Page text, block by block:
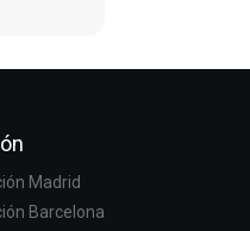
Madrid
Barcelona